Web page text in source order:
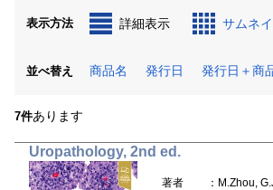
表示方法 詳細表示 サムネ
並べ替え 商品名 発行日 発行日＋商
7件あります
Uropathology, 2nd ed.
著者
：M.Zhou,